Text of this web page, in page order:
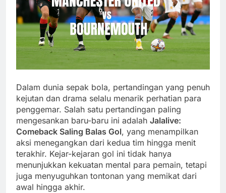
Dalam dunia sepak bola, pertandingan yang penuh
kejutan dan drama selalu menarik perhatian para
penggemar. Salah satu pertandingan paling
mengesankan baru-baru ini adalah Jalalive:
Comeback Saling Balas Gol, yang menampilkan
aksi menegangkan dari kedua tim hingga menit
terakhir. Kejar-kejaran gol ini tidak hanya
menunjukkan kekuatan mental para pemain, tetapi
juga menyuguhkan tontonan yang memikat dari
awal hingga akhir.